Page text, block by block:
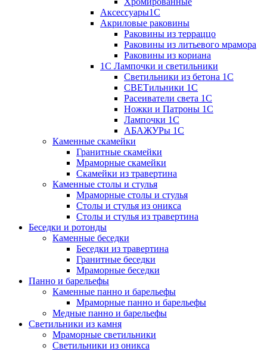
Аксессуары1С
Акриловые раковины
Раковины из терраццо
Раковины из литьевого мрамора
Раковины из кориана
1С Лампочки и светильники
Светильники из бетона 1С
СВЕТильники 1С
Расеиватели света 1С
Ножки и Патроны 1С
Лампочки 1С
АБАЖУРы 1С
Каменные скамейки
Гранитные скамейки
Мраморные скамейки
Скамейки из травертина
Каменные столы и стулья
Мраморные столы и стулья
Столы и стулья из оникса
Столы и стулья из травертина
Беседки и ротонды
Каменные беседки
Беседки из травертина
Гранитные беседки
Мраморные беседки
Панно и барельефы
Каменные панно и барельефы
Мраморные панно и барельефы
Медные панно и барельефы
Светильники из камня
Мраморные светильники
Светильники из оникса